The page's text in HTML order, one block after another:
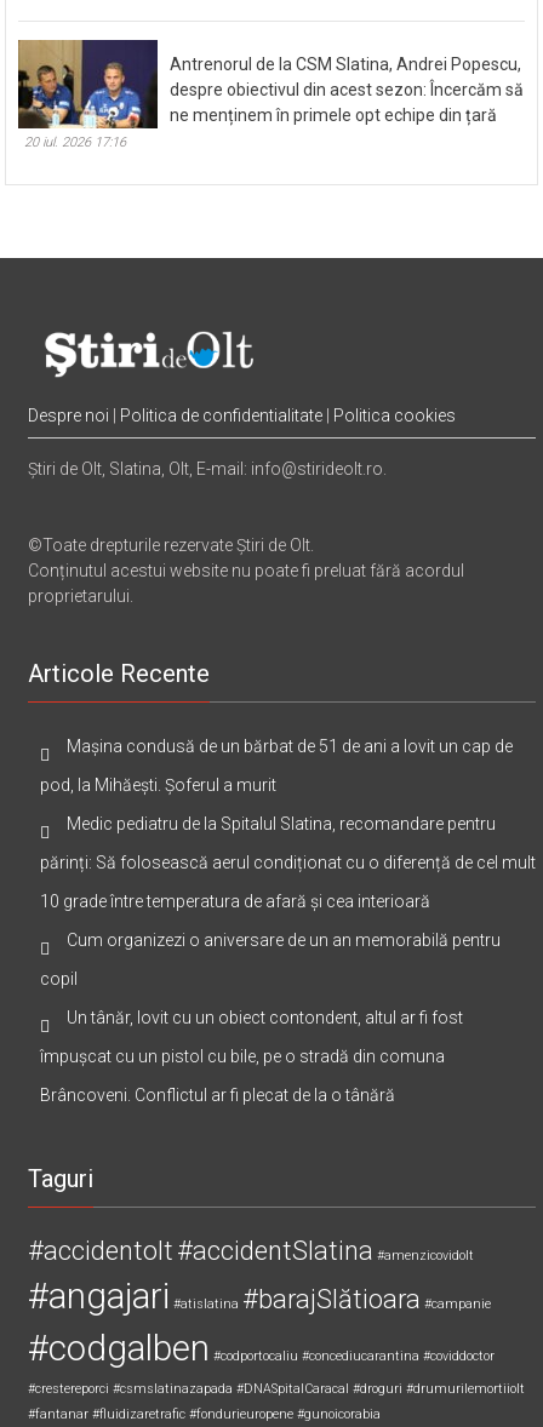
Antrenorul de la CSM Slatina, Andrei Popescu,
despre obiectivul din acest sezon: Încercăm să
ne menținem în primele opt echipe din țară
20 iul. 2026 17:16
Despre noi Politica de confidentialitate Politica cookies
Știri de Olt, Slatina, Olt, E-mail: info@stirideolt.ro.
©Toate drepturile rezervate Știri de Olt.
Conținutul acestui website nu poate fi preluat fără acordul
proprietarului.
Articole Recente
Mașina condusă de un bărbat de 51 de ani a lovit un cap de
pod, la Mihăești. Șoferul a murit
Medic pediatru de la Spitalul Slatina, recomandare pentru
părinți: Să folosească aerul condiționat cu o diferență de cel mult
10 grade între temperatura de afară și cea interioară
Cum organizezi o aniversare de un an memorabilă pentru
copil
Un tânăr, lovit cu un obiect contondent, altul ar fi fost
împușcat cu un pistol cu bile, pe o stradă din comuna
Brâncoveni. Conflictul ar fi plecat de la o tânără
Taguri
#accidentolt #accidentSlatina #amenzicovidolt
#angajari #atislatina #barajSlătioara #campanie
#codgalben #codportocaliu #concediucarantina #coviddoctor
#crestereporci #csmslatinazapada #DNASpitalCaracal #droguri #drumurilemortiiolt
#fantanar #fluidizaretrafic #fondurieuropene #gunoicorabia